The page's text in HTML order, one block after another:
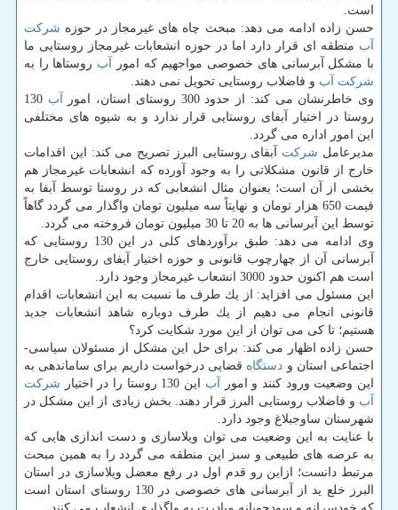
است.
حسن زاده ادامه می دهد: مبحث چاه های غیرمجاز در حوزه شركت
آب منطقه ای قرار دارد اما در حوزه انشعابات غیرمجاز روستایی ما
با مشكل آبرسانی های خصوصی مواجهیم كه امور آب روستاها را به
شركت آب و فاضلاب روستایی تحویل نمی دهند.
وی خاطرنشان می كند: از حدود 300 روستای استان، امور
آب 130
روستا در اختیار آبفای روستایی قرار ندارد و به شیوه های مختلفی
این امور اداره می گردد.
مدیرعامل شركت آبفای روستایی البرز تصریح می كند: این اقدامات
خارج از قانون مشكلاتی را به وجود آورده كه انشعابات غیرمجاز هم
بخشی از آن است؛ بعنوان مثال انشعابی كه در روستا توسط آبفا به
قیمت 650 هزار تومان و نهایتاً سه میلیون تومان واگذار می گردد گاهاً
توسط این آبرسانی ها به 20 تا 30 میلیون تومان فروخته می گردد.
وی ادامه می دهد: طبق برآوردهای كلی در این 130 روستایی كه
آبرسانی آن از چهارچوب قانونی و حوزه اختیار آبفای روستایی خارج
است هم اكنون حدود 3000 انشعاب غیرمجاز وجود دارد.
این مسئول می افزاید: از یك طرف ما نسبت به این انشعابات اقدام
قانونی انجام می دهیم از یك طرف دوباره شاهد انشعابات جدید
هستیم؛ تا كی می توان از این مورد شكایت كرد؟
حسن زاده اظهار می كند: برای حل این مشكل از مسئولان سیاسی-
اجتماعی استان و دستگاه قضایی درخواست داریم برای ساماندهی به
این وضعیت ورود كنند و امور آب این 130 روستا را در اختیار
شركت
آب و فاضلاب روستایی البرز قرار دهند. بخش زیادی از این مشكل در
شهرستان ساوجبلاغ وجود دارد.
با عنایت به این وضعیت می توان ویلاسازی و دست اندازی هایی كه
به عرصه های طبیعی و سبز این منطقه می گردد را به همین مبحث
مرتبط دانست؛ ازاین رو قدم اول در رفع معضل ویلاسازی در استان
البرز خلع ید از آبرسانی های خصوصی در 130 روستای استان است
كه خودسرانه و سودجویانه مبادرت به واگذاری انشعاب می كنند.